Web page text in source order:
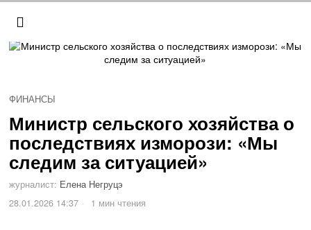
ФИНАНСЫ
Министр сельского хозяйства о
последствиях изморози: «Мы
следим за ситуацией»
журналист: Елена Негруцэ
28.01.2026 14:37
1 мин чтения